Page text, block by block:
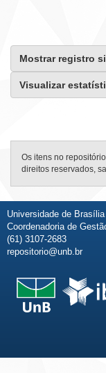
Mostrar registro
Visualizar
Os itens no
direitos reservados,
Universidade de
Coordenadoria de
(61) 3107-2683
repositorio@unb.br